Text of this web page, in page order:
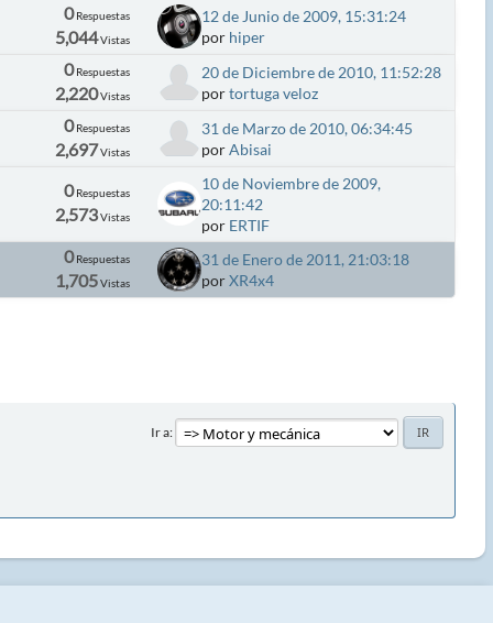
0Respuestas
5,044Vistas
12 de Junio de 2009, 15:31:24
por hiper
0Respuestas
2,220Vistas
20 de Diciembre de 2010, 11:52:28
portortuga veloz
0Respuestas
2,697Vistas
31 de Marzo de 2010, 06:34:45
porAbisai
0Respuestas
2,573Vistas
10 de Noviembre de 2009,
20:11:42
por ERTIF
0Respuestas
1,705Vistas
31 de Enero de 2011, 21:03:18
porXR4x4
Ir a